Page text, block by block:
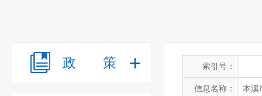
政策 索引号：
信息名称： 本溪